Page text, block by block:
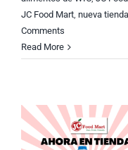
JC Food Mart, nueva tienda
Comments
Read More